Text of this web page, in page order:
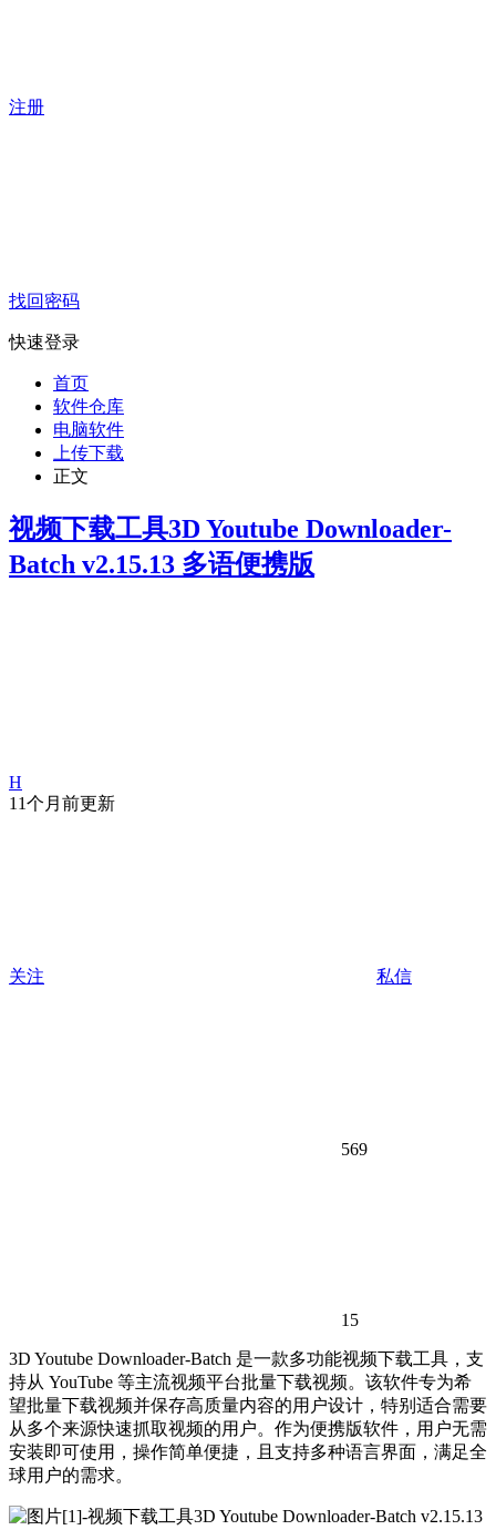
注册
找回密码
快速登录
首页
软件仓库
电脑软件
上传下载
正文
视频下载工具3D Youtube Downloader-
Batch v2.15.13 多语便携版
H
11个月前更新
关注 私信
569
15
3D Youtube Downloader-Batch 是一款多功能视频下载工具，支
持从 YouTube 等主流视频平台批量下载视频。该软件专为希
望批量下载视频并保存高质量内容的用户设计，特别适合需要
从多个来源快速抓取视频的用户。作为便携版软件，用户无需
安装即可使用，操作简单便捷，且支持多种语言界面，满足全
球用户的需求。